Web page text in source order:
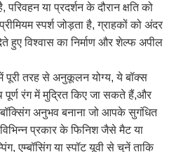
या प्रदर्शन के दौरान क्षति को
स्पर्श जोड़ता है, ग्राहकों को अंदर
हुए विश्वास का निर्माण और शेल्फ अपील
तरह से अनुकूलन योग्य, ये बॉक्स
रंग में मुद्रित किए जा सकते हैं,और
अनुभव बनाना जो आपके सुगंधित
प्रकार के फिनिश जैसे मैट या
एम्बॉसिंग या स्पॉट यूवी से चुनें ताकि